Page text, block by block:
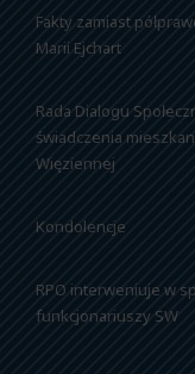
Fakty zamiast
Marii Ejchart
Rada Dialogu
świadczenia
Więziennej
Kondolencje
RPO interweniuje w
funkcjonariuszy SW